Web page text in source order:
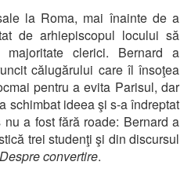
la Roma, mai înainte de a
de arhiepiscopul locului să
majoritate clerici. Bernard a
călugărului care îl însoţea
pentru a evita Parisul, dar
schimbat ideea şi s-a îndreptat
a fost fără roade: Bernard a
trei studenţi şi din discursul
Despre convertire.